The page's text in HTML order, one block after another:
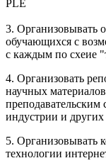
PLE
3. Организовывать
обучающихся с
с каждым по схеие
4. Организовать
научных
преподавательским
индустрии и других
5. Организовывать
технологии